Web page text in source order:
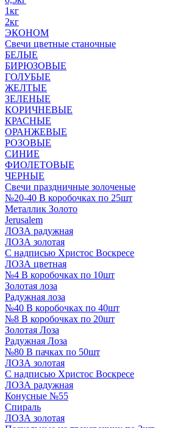
1кг
2кг
ЭКОНОМ
Свечи цветные станочные
БЕЛЫЕ
БИРЮЗОВЫЕ
ГОЛУБЫЕ
ЖЕЛТЫЕ
ЗЕЛЕНЫЕ
КОРИЧНЕВЫЕ
КРАСНЫЕ
ОРАНЖЕВЫЕ
РОЗОВЫЕ
СИНИЕ
ФИОЛЕТОВЫЕ
ЧЕРНЫЕ
Свечи праздничные золоченые
№20-40 В коробочках по 25шт
Металлик Золото
Jerusalem
ЛОЗА радужная
ЛОЗА золотая
С надписью Христос Воскресе
ЛОЗА цветная
№4 В коробочках по 10шт
Золотая лоза
Радужная лоза
№40 В коробочках по 40шт
№8 В коробочках по 20шт
Золотая Лоза
Радужная Лоза
№80 В пачках по 50шт
ЛОЗА золотая
С надписью Христос Воскресе
ЛОЗА радужная
Конусные №55
Спираль
ЛОЗА золотая